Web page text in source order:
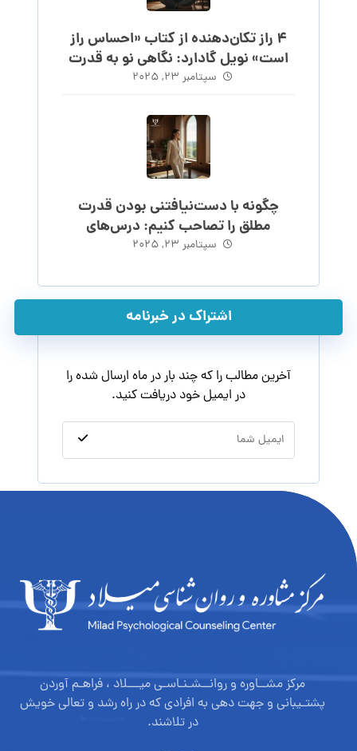
۴ راز تکان‌دهنده از کتاب «احساس راز
است» نویل گادارد: نگاهی نو به قدرت
احساس
سپتامبر ۲۳, ۲۰۲۵
چگونه با دست‌نیافتنی بودن قدرت
مطلق را تصاحب کنیم: درس‌های
ماکیاولی
سپتامبر ۲۳, ۲۰۲۵
اشتراک در خبرنامه
آخرین مطالب را که چند بار در ماه ارسال شده را
در ایمیل خود دریافت کنید.
مرکز مشــاوره و روانــشـنـاسـی میـــلاد ، فراهـم آوردن
پشتـیبانی و جهت دهی به افرادی که در راه رشد و تعالی خویش
در تلاشند.